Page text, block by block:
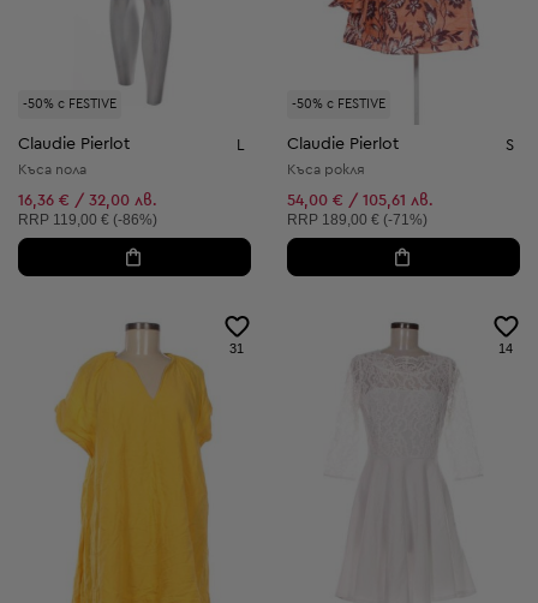
-50% с FESTIVE
Claudie Pierlot L
Къса пола
16,36 € / 32,00 лв.
Препоръчителна цена:
RRP 119,00 € (-86%)
-50% с FESTIVE
Claudie Pierlot S
Къса рокля
54,00 € / 105,61 лв.
Препоръчителна цена:
RRP 189,00 € (-71%)
31 14